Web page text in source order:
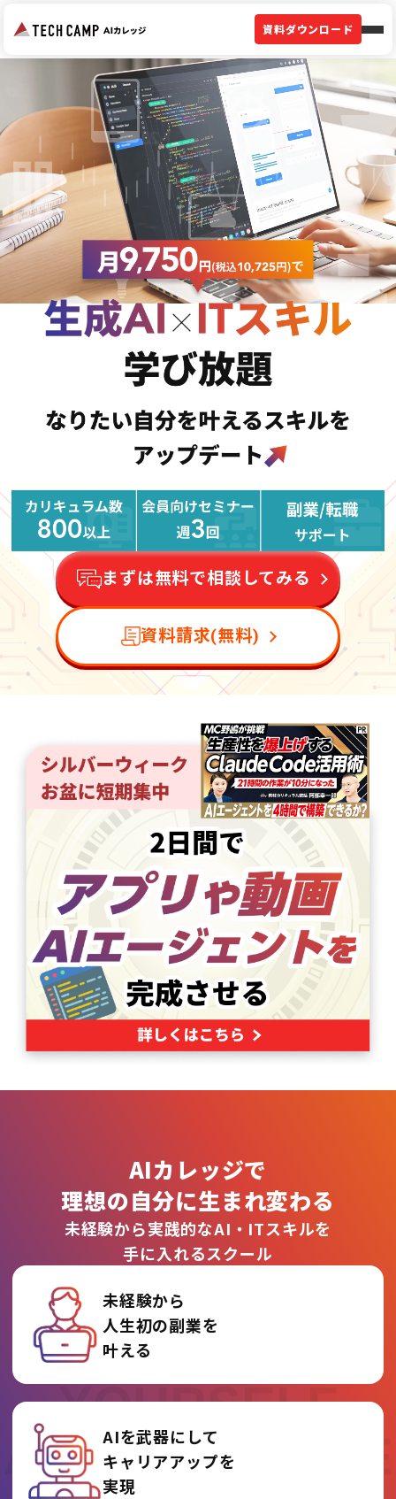
資料ダウンロード
まずは無料で相談してみる
資料請求(無料)
REINVENT
YOURSELF
AT AI COLLEGE
AIカレッジで
理想の自分に生まれ変わる
未経験から実践的なAI・ITスキルを
手に入れるスクール
未経験から
人生初の副業を
叶える
AIを武器にして
キャリアアップを
実現